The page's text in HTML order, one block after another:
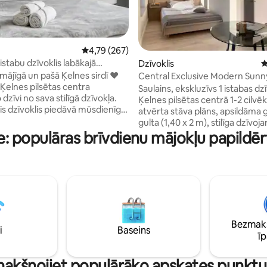
5, atsauksmju skaits: 22
Vidējais vērtējums: 4,79 no 5, atsauksmju
4,79 (267)
dzīvoklis labākajā
+ balkons
un pašā Ķelnes sirdī ❤️
pilsētas centra
no sava stilīgā dzīvokļa.
dzīvoklis piedāvā mūsdienīgu
risinājumus – ideāli
vajadzībām. Labākā ✅
ēšanas zona ✅ Veļas
mašīna ar žāvētāju
Dzīvoklis
Central Exclusive Modern
līdz katedrālei
Saulains, ekskluzīvs 1 istabas
Ķelnes pilsētas centrā 1-2
atvērta stāva plāns, apsildāma
gulta (1,40 x 2 m), stilīga
virtuve, augstas kvalitātes
mēbeles; moderns
līdz iepirkšanās ielām,
bāriem pie sliekšņa, 800 metru
katedrālei, automaģistrāles
automašīnu 5 minūšu laikā. Rezervācijas
vismaz 90 dienas pēc
populāras brīvdienu mājokļu
Baseins